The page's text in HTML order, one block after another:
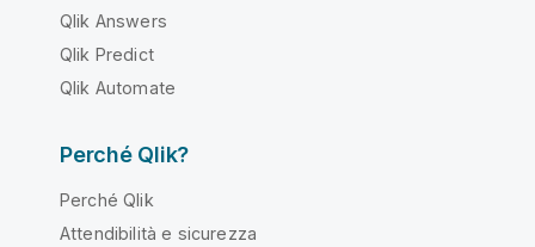
Qlik Answers
Qlik Predict
Qlik Automate
Perché Qlik?
Perché Qlik
Attendibilità e sicurezza